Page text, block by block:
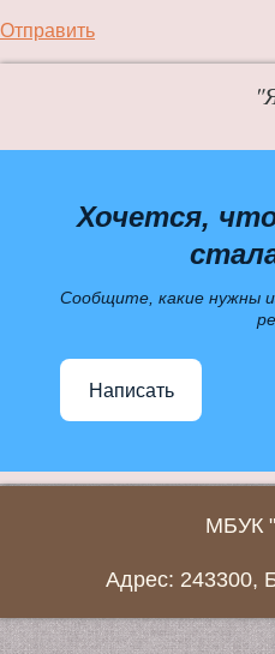
Отправить
Хочется,
Сообщите, какие нужны
Написать
МБУК
Адрес: 243300,